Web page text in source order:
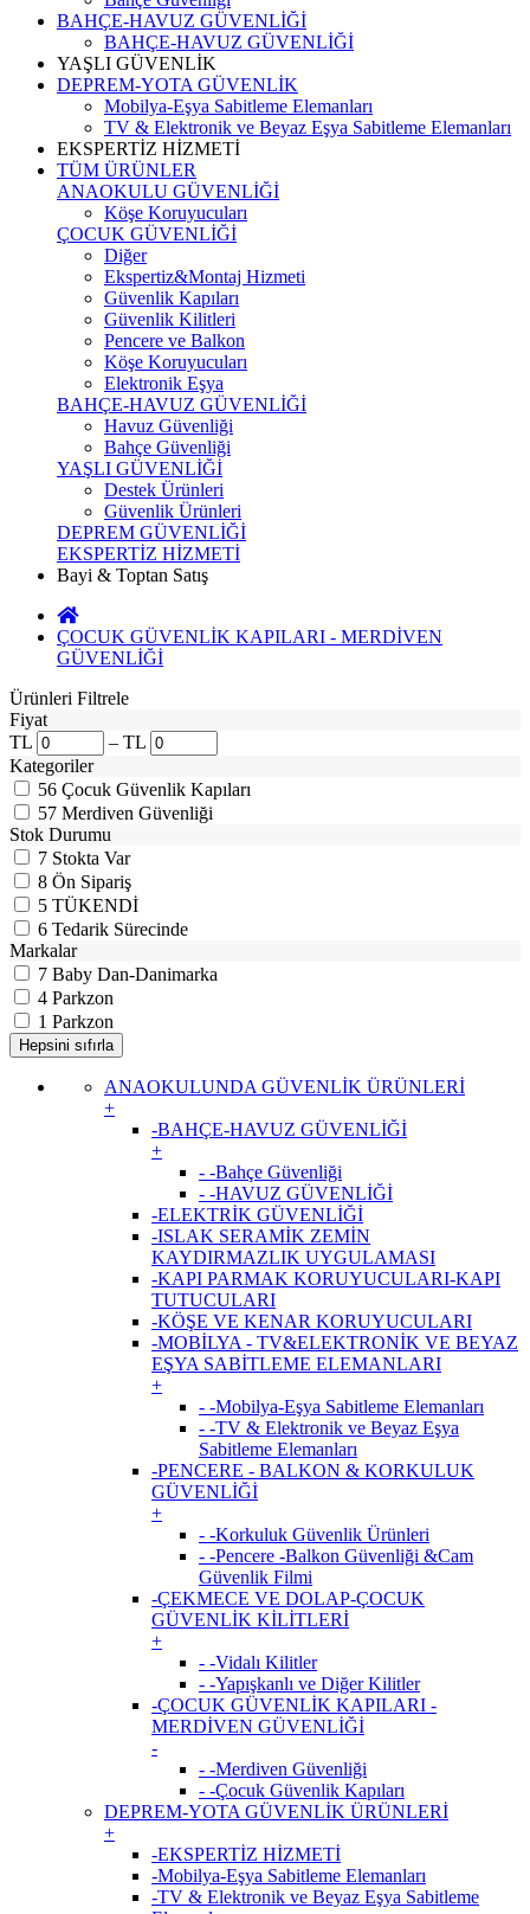
BAHÇE-HAVUZ GÜVENLİĞİ
BAHÇE-HAVUZ GÜVENLİĞİ
YAŞLI GÜVENLİK
DEPREM-YOTA GÜVENLİK
Mobilya-Eşya Sabitleme Elemanları
TV & Elektronik ve Beyaz Eşya Sabitleme Elemanları
EKSPERTİZ HİZMETİ
TÜM ÜRÜNLER
ANAOKULU GÜVENLİĞİ
Köşe Koruyucuları
ÇOCUK GÜVENLİĞİ
Diğer
Ekspertiz&Montaj Hizmeti
Güvenlik Kapıları
Güvenlik Kilitleri
Pencere ve Balkon
Köşe Koruyucuları
Elektronik Eşya
BAHÇE-HAVUZ GÜVENLİĞİ
Havuz Güvenliği
Bahçe Güvenliği
YAŞLI GÜVENLİĞİ
Destek Ürünleri
Güvenlik Ürünleri
DEPREM GÜVENLİĞİ
EKSPERTİZ HİZMETİ
Bayi & Toptan Satış
ÇOCUK GÜVENLİK KAPILARI - MERDİVEN
GÜVENLİĞİ
Ürünleri Filtrele
Fiyat
TL
– TL
Kategoriler
56 Çocuk Güvenlik Kapıları
57 Merdiven Güvenliği
Stok Durumu
7 Stokta Var
8 Ön Sipariş
5 TÜKENDİ
6 Tedarik Sürecinde
Markalar
7 Baby Dan-Danimarka
4 Parkzon
1 Parkzon
ANAOKULUNDA GÜVENLİK ÜRÜNLERİ
+
-BAHÇE-HAVUZ GÜVENLİĞİ
+
- -Bahçe Güvenliği
- -HAVUZ GÜVENLİĞİ
-ELEKTRİK GÜVENLİĞİ
-ISLAK SERAMİK ZEMİN
KAYDIRMAZLIK UYGULAMASI
-KAPI PARMAK KORUYUCULARI-KAPI
TUTUCULARI
-KÖŞE VE KENAR KORUYUCULARI
-MOBİLYA - TV&ELEKTRONİK VE BEYAZ
EŞYA SABİTLEME ELEMANLARI
+
- -Mobilya-Eşya Sabitleme Elemanları
- -TV & Elektronik ve Beyaz Eşya
Sabitleme Elemanları
-PENCERE - BALKON & KORKULUK
GÜVENLİĞİ
+
- -Korkuluk Güvenlik Ürünleri
- -Pencere -Balkon Güvenliği &Cam
Güvenlik Filmi
-ÇEKMECE VE DOLAP-ÇOCUK
GÜVENLİK KİLİTLERİ
+
- -Vidalı Kilitler
- -Yapışkanlı ve Diğer Kilitler
-ÇOCUK GÜVENLİK KAPILARI -
MERDİVEN GÜVENLİĞİ
-
- -Merdiven Güvenliği
- -Çocuk Güvenlik Kapıları
DEPREM-YOTA GÜVENLİK ÜRÜNLERİ
+
-EKSPERTİZ HİZMETİ
-Mobilya-Eşya Sabitleme Elemanları
-TV & Elektronik ve Beyaz Eşya Sabitleme